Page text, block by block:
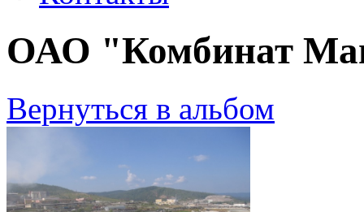
ОАО "Комбинат
Вернуться в альбом